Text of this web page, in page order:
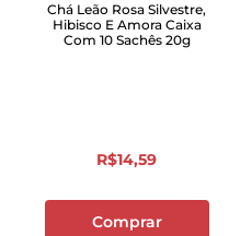
Chá Leão Rosa Silvestre,
Hibisco E Amora Caixa
Com 10 Sachês 20g
R$14,59
Comprar